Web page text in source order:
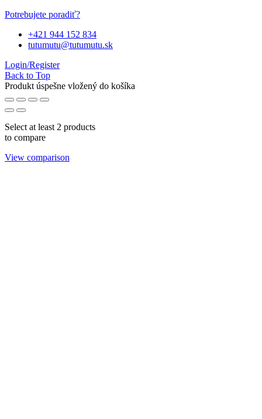
Potrebujete poradiť?
+421 944 152 834
tutumutu@tutumutu.sk
Login/Register
Back to Top
Produkt úspešne vložený do košíka
Select at least 2 products
to compare
View comparison